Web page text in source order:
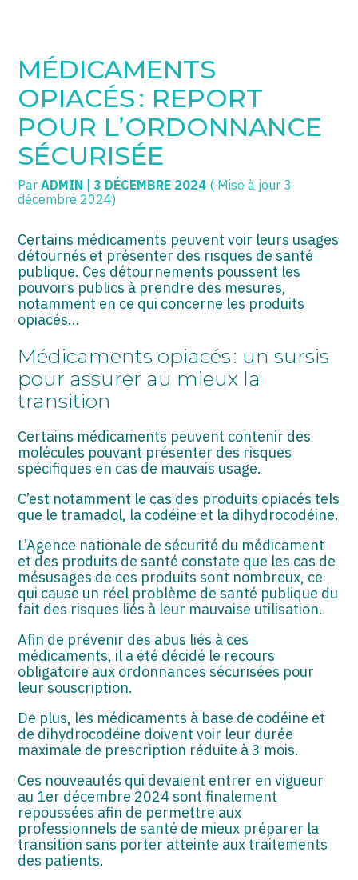
SOGECC – Noisy
SOGECC – République
SOGECC – Turbigo
COMMERÇANTS
GROUPE
SCI / LMNP
PROFESSIONS LIBÉRALES
PARTICULIERS
EXPATRIÉ NON RÉSIDANT
IMPATRIÉ / EXPATRIÉ
ASSOCIATIONS
START-UP
SECTEUR AUDIOVISUEL
Gérer votre quotidien
Piloter votre entreprise
Développer votre entreprise
Construire votre patrimoine
électronique
MÉDICAMENTS
OPIACÉS : REPORT
POUR L’ORDONNANCE
SÉCURISÉE
ParADMIN |3 DÉCEMBRE 2024 ( Mise à jour 3
décembre 2024)
Certains médicaments peuvent voir leurs usages
détournés et présenter des risques de santé
publique. Ces détournements poussent les
pouvoirs publics à prendre des mesures,
notamment en ce qui concerne les produits
opiacés…
Médicaments opiacés : un sursis
pour assurer au mieux la
transition
Certains médicaments peuvent contenir des
molécules pouvant présenter des risques
spécifiques en cas de mauvais usage.
C’est notamment le cas des produits opiacés tels
que le tramadol, la codéine et la dihydrocodéine.
L’Agence nationale de sécurité du médicament
et des produits de santé constate que les cas de
mésusages de ces produits sont nombreux, ce
qui cause un réel problème de santé publique du
fait des risques liés à leur mauvaise utilisation.
Afin de prévenir des abus liés à ces
médicaments, il a été décidé le recours
obligatoire aux ordonnances sécurisées pour
leur souscription.
De plus, les médicaments à base de codéine et
de dihydrocodéine doivent voir leur durée
maximale de prescription réduite à 3 mois.
Ces nouveautés qui devaient entrer en vigueur
au 1er décembre 2024 sont finalement
repoussées afin de permettre aux
professionnels de santé de mieux préparer la
transition sans porter atteinte aux traitements
des patients.